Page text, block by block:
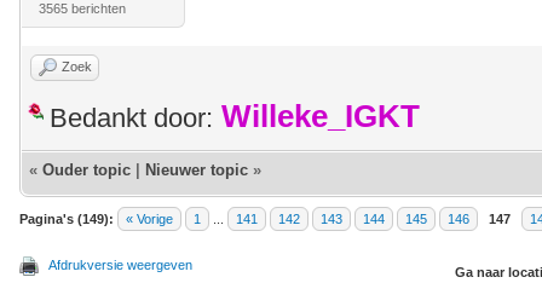
3565 berichten
Zoek
Bedankt door: Willeke_IGKT
« Ouder topic Nieuwer topic »
Pagina's (149): « Vorige 1 141 142 143 144 145 146 147
Afdrukversie weergeven Ga naar